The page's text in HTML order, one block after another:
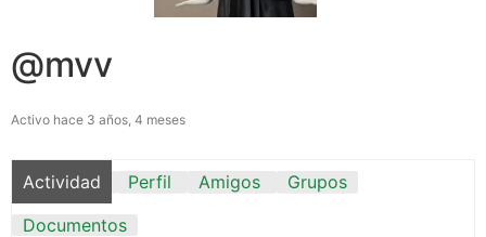
@mvv
Activo hace 3 años, 4 meses
Actividad Perfil Amigos
Grupos
Documentos